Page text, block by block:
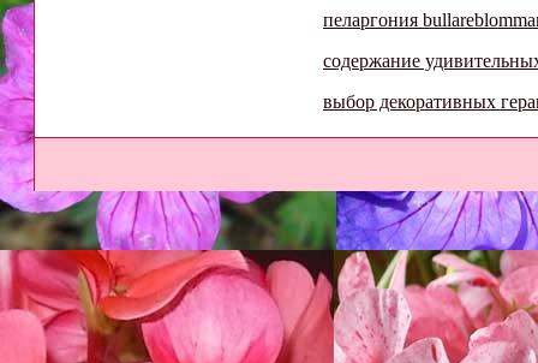
пеларгония
содержание
выбор декоративных